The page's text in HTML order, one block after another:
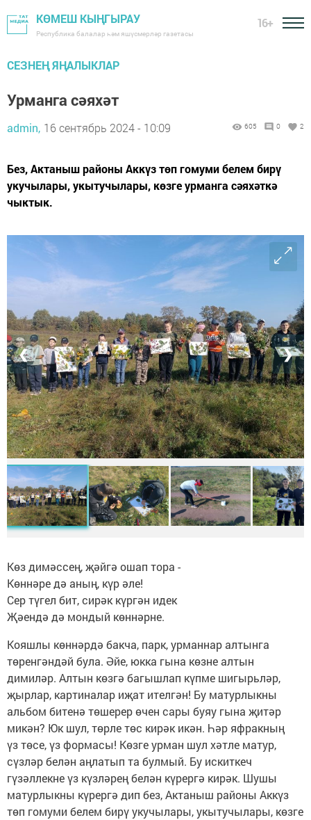
КӨМЕШ КЫҢГЫРАУ
Республика балалар һәм яшүсмерләр газетасы
16+
СЕЗНЕҢ ЯҢАЛЫКЛАР
Урманга сәяхәт
admin, 16 сентябрь 2024 - 10:09 605 0 2
Без, Актаныш районы Аккүз төп гомуми белем бирү
укучылары, укытучылары, көзге урманга сәяхәткә
чыктык.
❮ ❯
Көз димәссең, җәйгә ошап тора -
Көннәре дә аның, күр әле!
Сер түгел бит, сирәк күргән идек
Җәендә дә мондый көннәрне.
Кояшлы көннәрдә бакча, парк, урманнар алтынга
төренгәндәй була. Әйе, юкка гына көзне алтын
димиләр. Алтын көзгә багышлап күпме шигырьләр,
җырлар, картиналар иҗат ителгән! Бу матурлыкны
альбом битенә төшерер өчен сары буяу гына җитәр
микән? Юк шул, төрле төс кирәк икән. Һәр яфракның
үз төсе, үз формасы! Көзге урман шул хәтле матур,
сүзләр белән аңлатып та булмый. Бу искиткеч
гүзәллекне үз күзләрең белән күрергә кирәк. Шушы
матурлыкны күрергә дип без, Актаныш районы Аккүз
төп гомуми белем бирү укучылары, укытучылары, көзге